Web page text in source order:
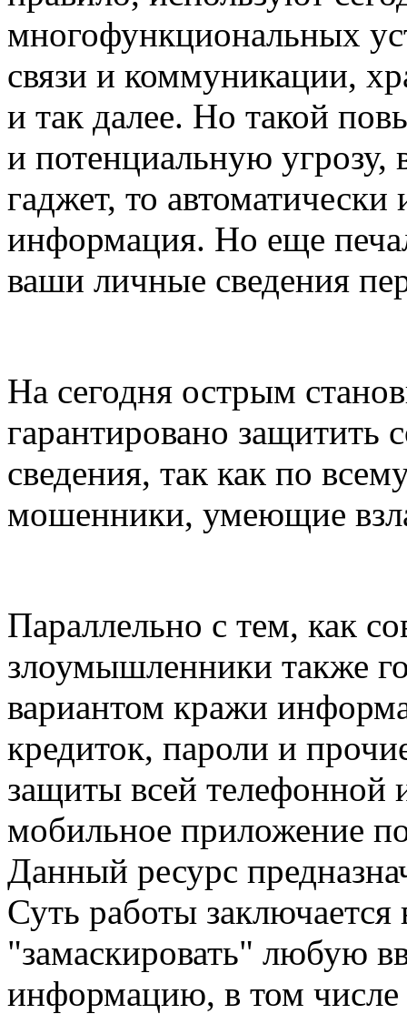
многофункциональных
связи и коммуникации,
и так далее. Но такой
и потенциальную угрозу,
гаджет, то
информация. Но еще
ваши личные сведения
На сегодня острым
гарантировано защитить
сведения, так как по
мошенники, умеющие
Параллельно с тем, как
злоумышленники также
вариантом кражи
кредиток, пароли и
защиты всей телефонной
мобильное приложение
Данный ресурс
Суть работы
"замаскировать" любую
информацию, в том числе